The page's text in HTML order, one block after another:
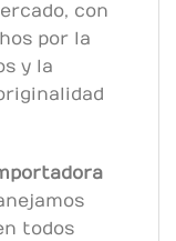
con
por la
y la
todos